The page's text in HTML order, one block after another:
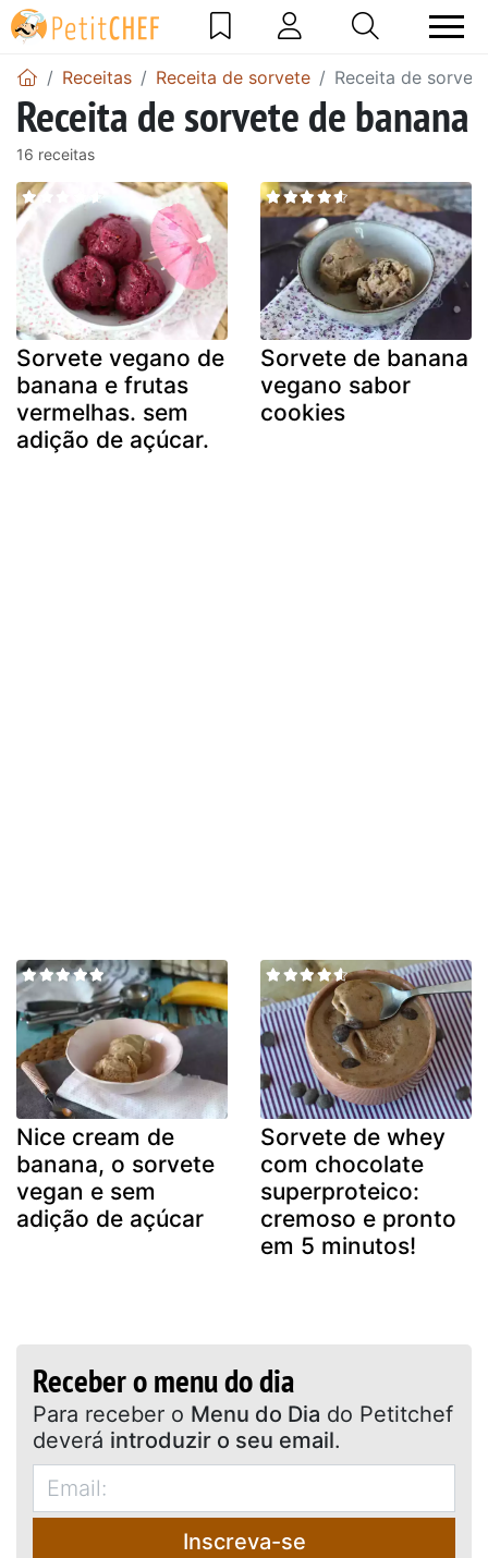
Receitas Receita de sorvete Receita de
Receita de sorvete de banana
16 receitas
Sorvete vegano de
banana e frutas
vermelhas. sem
adição de açúcar.
Sorvete de banana
vegano sabor
cookies
Nice cream de
banana, o sorvete
vegan e sem
adição de açúcar
Sorvete de whey
com chocolate
superproteico:
cremoso e pronto
em 5 minutos!
Receber o menu do dia
Para receber o Menu do Dia do Petitchef
deverá introduzir o seu email.
Inscreva-se